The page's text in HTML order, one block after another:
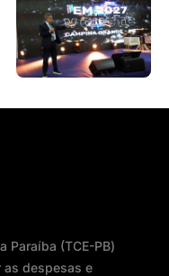
Paraíba (TCE-PB)
despesas e